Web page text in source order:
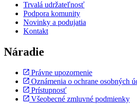
Trvalá udržateľnosť
Podpora komunity
Novinky a podujatia
Kontakt
Náradie
Právne upozornenie
Oznámenia o ochrane osobných
Prístupnosť
Všeobecné zmluvné podmienky